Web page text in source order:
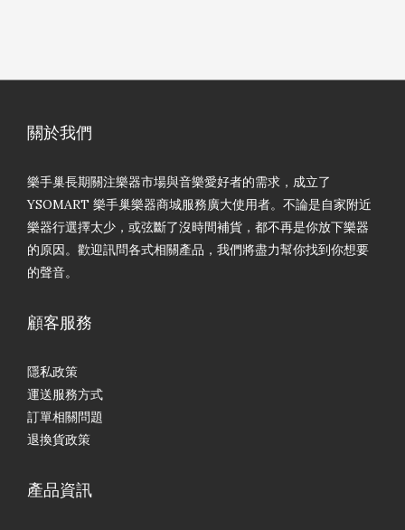
關於我們
樂手巢長期關注樂器市場與音樂愛好者的需求，成立了
YSOMART 樂手巢樂器商城服務廣大使用者。不論是自家附近
樂器行選擇太少，或弦斷了沒時間補貨，都不再是你放下樂器
的原因。歡迎訊問各式相關產品，我們將盡力幫你找到你想要
的聲音。
顧客服務
隱私政策
運送服務方式
訂單相關問題
退換貨政策
產品資訊